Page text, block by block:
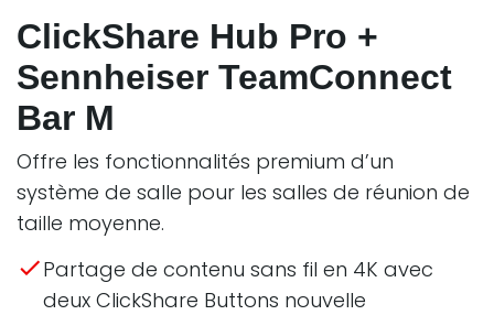
ClickShare Hub Pro +
Sennheiser TeamConnect
Bar M
Offre les fonctionnalités premium d’un
système de salle pour les salles de réunion de
taille moyenne.
Partage de contenu sans fil en 4K avec
deux ClickShare Buttons nouvelle